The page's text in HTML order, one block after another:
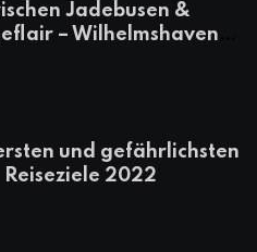
Jadebusen &
– Wilhelmshaven
und gefährlichsten
Reiseziele 2022